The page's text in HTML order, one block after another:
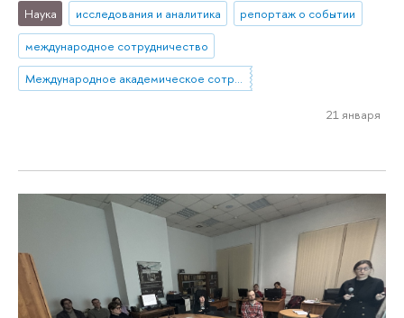
Наука исследования и аналитика
репортаж о событии
международное сотрудничество
Международное академическое сотрудничество
21 января